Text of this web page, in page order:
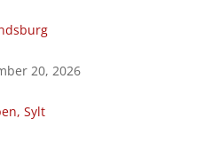
20, 2026
Sylt